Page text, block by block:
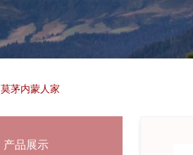
莫茅内蒙人家
产品展示